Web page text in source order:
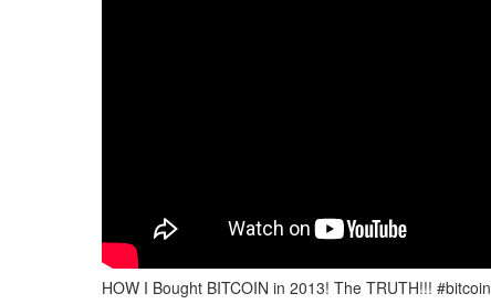
HOW I Bought BITCOIN in 2013! The TRUTH!!! #bitcoin